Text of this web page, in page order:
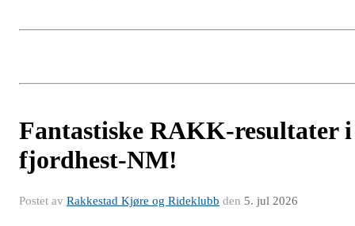
Fantastiske RAKK-resultater i
fjordhest-NM!
Postet av Rakkestad Kjøre og Rideklubb den 5. jul 2026